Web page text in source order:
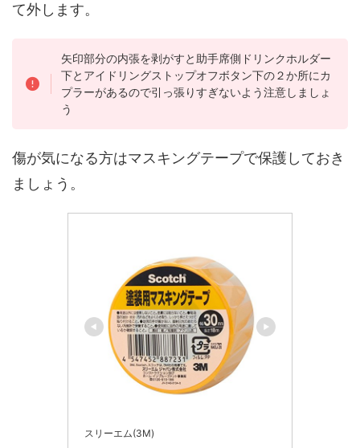
て外します。
矢印部分の内張を剥がすと助手席側ドリンクホルダー
下とアイドリングストップオフボタン下の２か所にカ
プラーがあるので引っ張りすぎないよう注意しましょ
う
傷が気になる方はマスキングテープで保護しておき
ましょう。
スリーエム(3M)